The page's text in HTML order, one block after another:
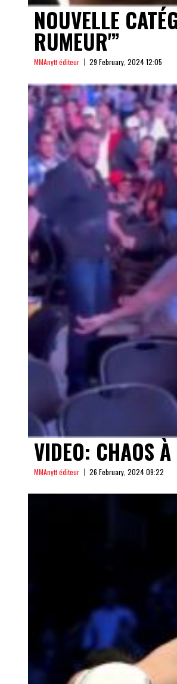
NOUVELLE
RUMEUR'”
MMAnytt éditeur 29 February, 2024 12:05
VIDEO: CHAOS
MMAnytt éditeur 26 February, 2024 09:22